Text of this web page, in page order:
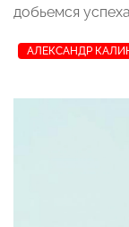
добьемся
АЛЕКСАНДР